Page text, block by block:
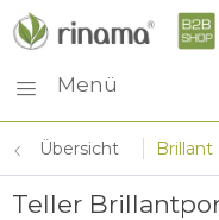
Menü
Übersicht
Teller